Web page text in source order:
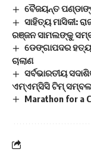
ବୈଜୟନ୍ତ
ସାହିତ୍ୟ ମାସିକୀ:
ରଞ୍ଜନ ସାମଲଙ୍କୁ
ଡେଙ୍ଗାପଦର
ଚାଲାଣ
ସର୍ବଭାରତୀୟ
ଏମ୍ଏମ୍‌ସିସି ଟିମ୍
Marathon for a